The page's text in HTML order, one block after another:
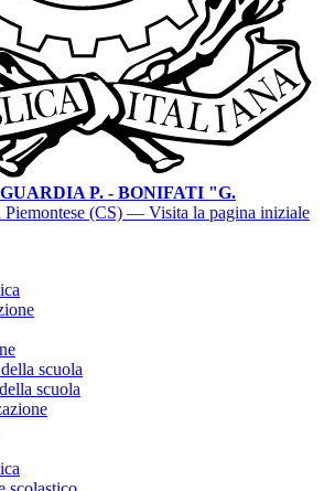
GUARDIA P. - BONIFATI "G.
Piemontese (CS) — Visita la pagina iniziale
scuola
scuola